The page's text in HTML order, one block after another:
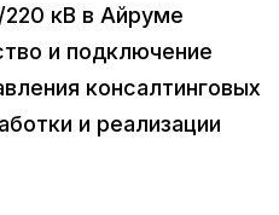
кВ в Айруме
и подключение
консалтинговых
и реализации